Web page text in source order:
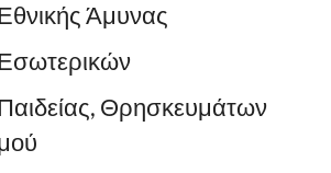
Άμυνας
Θρησκευμάτων